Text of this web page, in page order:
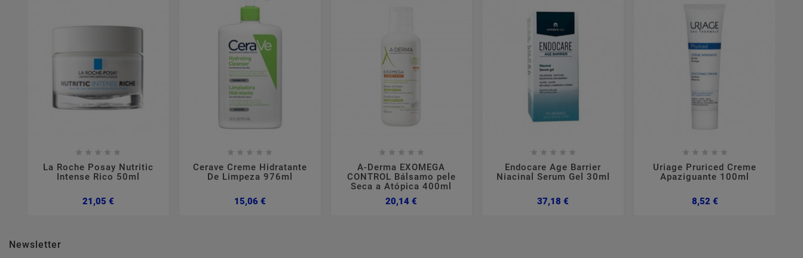
    
La Roche Posay Nutritic
Intense Rico 50ml
21,05 €Preço
    
Cerave Creme Hidratante
De Limpeza 976ml
15,06 €Preço
    
A-Derma EXOMEGA
CONTROL Bálsamo pele
Seca a Atópica 400ml
20,14 €
    
Endocare Age Barrier
Niacinal Serum Gel 30ml
37,18 €
    
Uriage Pruriced Creme
Apaziguante 100ml
8,52 €Preço
Newsletter